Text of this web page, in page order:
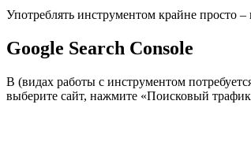
Употреблять инструментом крайне просто
Google Search Console
В (видах работы с инструментом
выберите сайт, нажмите «Поисковый